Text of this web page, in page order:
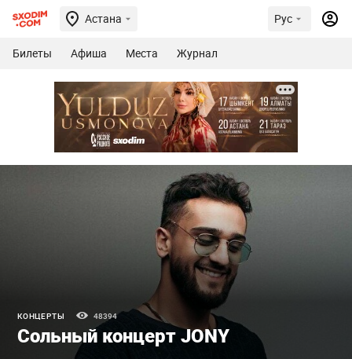
Астана Рус
Билеты Афиша Места Журнал
КОНЦЕРТЫ 48394
Сольный концерт JONY